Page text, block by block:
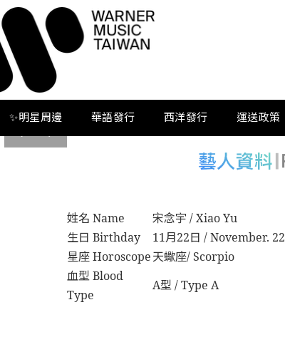
✨明星周邊 華語發行 西洋發行 運送政策
pre
v
next
姓名 Name
宋念宇 / Xiao Yu
生日 Birthday
11月22日 / November. 22
星座 Horoscope天蠍座/ Scorpio
血型 Blood
Type
A型 / Type A